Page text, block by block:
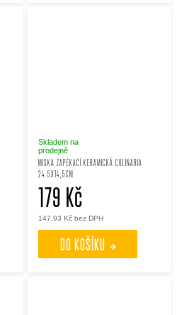
MISKA ZAPÉKACÍ KERAMICKÁ CULINARIA
24.5X14,5CM
Skladem na
prodejně
147,93 Kč bez DPH
179 Kč
DO KOŠÍKU